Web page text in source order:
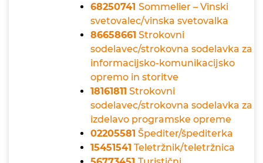
68250741 Sommelier – Vinski
svetovalec/vinska svetovalka
86658661 Strokovni
sodelavec/strokovna sodelavka za
informacijsko-komunikacijsko
opremo in storitve
18161811 Strokovni
sodelavec/strokovna sodelavka za
izdelavo programske opreme
02205581 Špediter/špediterka
15451541 Teletržnik/teletržnica